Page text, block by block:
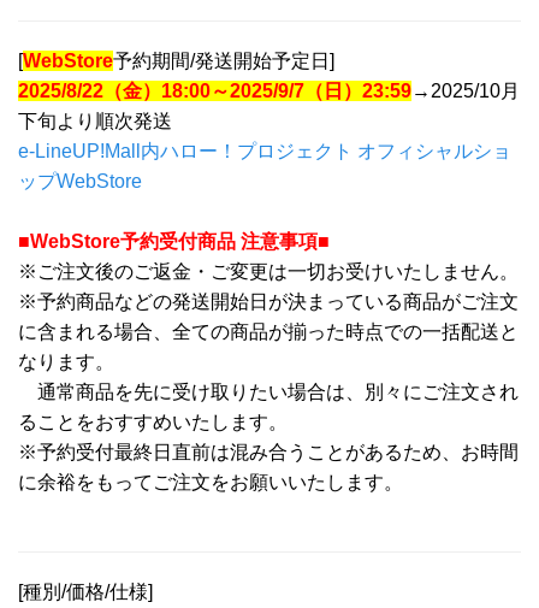
[WebStore予約期間/発送開始予定日]
2025/8/22（金）18:00～2025/9/7（日）23:59→2025/10月
下旬より順次発送
e-LineUP!Mall内ハロー！プロジェクト オフィシャルショ
ップWebStore
■WebStore予約受付商品 注意事項■
※ご注文後のご返金・ご変更は一切お受けいたしません。
※予約商品などの発送開始日が決まっている商品がご注文
に含まれる場合、全ての商品が揃った時点での一括配送と
なります。
通常商品を先に受け取りたい場合は、別々にご注文され
ることをおすすめいたします。
※予約受付最終日直前は混み合うことがあるため、お時間
に余裕をもってご注文をお願いいたします。
[種別/価格/仕様]